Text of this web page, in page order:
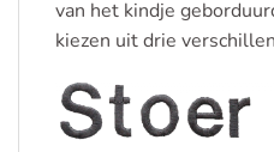
van het kindje
kiezen uit drie